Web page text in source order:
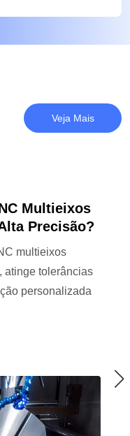
Veja Mais
Multieixos
Precisão?
multieixos
atinge tolerâncias
personalizada